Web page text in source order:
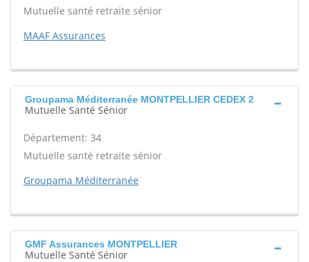
Mutuelle santé retraite sénior
MAAF Assurances
Groupama Méditerranée MONTPELLIER CEDEX 2
Mutuelle Santé Sénior
Département: 34
Mutuelle santé retraite sénior
Groupama Méditerranée
GMF Assurances MONTPELLIER
Mutuelle Santé Sénior